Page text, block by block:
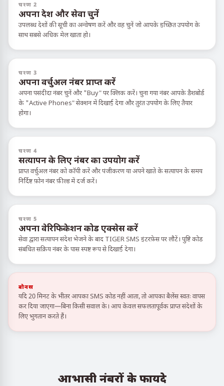
चरण 2
अपना देश और सेवा चुनें
उपलब्ध देशों की सूची का अन्वेषण करें और वह चुनें जो आपके इच्छित उपयोग के
साथ सबसे अधिक मेल खाता हो।
चरण 3
अपना वर्चुअल नंबर प्राप्त करें
अपना पसंदीदा नंबर चुनें और "Buy" पर क्लिक करें। चुना गया नंबर आपके डैशबोर्ड
के "Active Phones" सेक्शन में दिखाई देगा और तुरंत उपयोग के लिए तैयार
होगा।
चरण 4
सत्यापन के लिए नंबर का उपयोग करें
प्राप्त वर्चुअल नंबर को कॉपी करें और पंजीकरण या अपने खाते के सत्यापन के समय
निर्दिष्ट फ़ोन नंबर फ़ील्ड में दर्ज करें।
चरण 5
अपना वेरिफिकेशन कोड एक्सेस करें
सेवा द्वारा सत्यापन संदेश भेजने के बाद TIGER SMS इंटरफ़ेस पर लौटें। पुष्टि कोड
संबंधित सक्रिय नंबर के पास स्पष्ट रूप से दिखाई देगा।
बोनस
यदि 20 मिनट के भीतर आपका SMS कोड नहीं आता, तो आपका बैलेंस स्वतः वापस
कर दिया जाएगा—बिना किसी सवाल के। आप केवल सफलतापूर्वक प्राप्त संदेशों के
लिए भुगतान करते हैं।
आभासी नंबरों के फायदे